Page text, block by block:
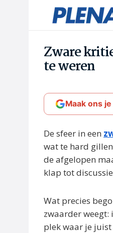
Zware
te weren
Maak ons
De sfeer in een
wat te hard
de afgelopen
klap tot
Wat precies
zwaarder weegt:
plek waar je